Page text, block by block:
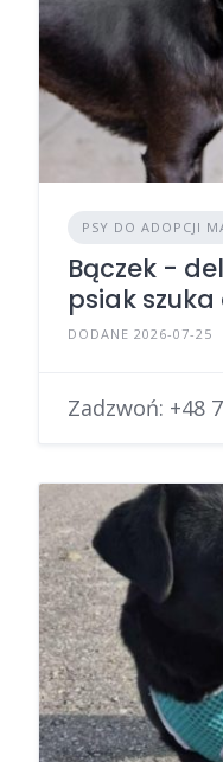
PSY DO ADOPCJI
Bączek -
psiak
DODANE 2026-07-25
Zadzwoń: +48